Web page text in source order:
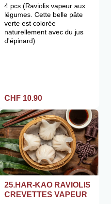
4 pcs (Raviolis vapeur aux
légumes. Cette belle pâte
verte est colorée
naturellement avec du jus
d'épinard)
CHF 10.90
25.HAR-KAO RAVIOLIS
CREVETTES VAPEUR